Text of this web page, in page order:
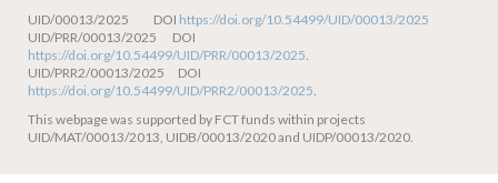
UID/00013/2025 DOI https://doi.org/10.54499/UID/00013/2025
UID/PRR/00013/2025 DOI
https://doi.org/10.54499/UID/PRR/00013/2025.
UID/PRR2/00013/2025 DOI
https://doi.org/10.54499/UID/PRR2/00013/2025.
This webpage was supported by FCT funds within projects
UID/MAT/00013/2013, UIDB/00013/2020 and UIDP/00013/2020.